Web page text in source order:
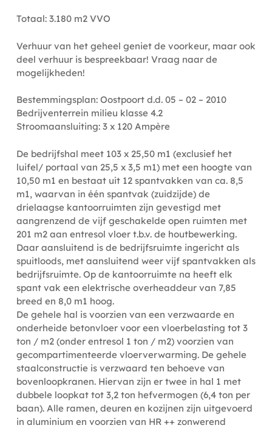
Totaal: 3.180 m2 VVO
Verhuur van het geheel geniet de voorkeur, maar ook
deel verhuur is bespreekbaar! Vraag naar de
mogelijkheden!
Bestemmingsplan: Oostpoort d.d. 05 – 02 – 2010
Bedrijventerrein milieu klasse 4.2
Stroomaansluiting: 3 x 120 Ampère
De bedrijfshal meet 103 x 25,50 m1 (exclusief het
luifel/ portaal van 25,5 x 3,5 m1) met een hoogte van
10,50 m1 en bestaat uit 12 spantvakken van ca. 8,5
m1, waarvan in één spantvak (zuidzijde) de
drielaagse kantoorruimten zijn gevestigd met
aangrenzend de vijf geschakelde open ruimten met
201 m2 aan entresol vloer t.b.v. de houtbewerking.
Daar aansluitend is de bedrijfsruimte ingericht als
spuitloods, met aansluitend weer vijf spantvakken als
bedrijfsruimte. Op de kantoorruimte na heeft elk
spant vak een elektrische overheaddeur van 7,85
breed en 8,0 m1 hoog.
De gehele hal is voorzien van een verzwaarde en
onderheide betonvloer voor een vloerbelasting tot 3
ton / m2 (onder entresol 1 ton / m2) voorzien van
gecompartimenteerde vloerverwarming. De gehele
staalconstructie is verzwaard ten behoeve van
bovenloopkranen. Hiervan zijn er twee in hal 1 met
dubbele loopkat tot 3,2 ton hefvermogen (6,4 ton per
baan). Alle ramen, deuren en kozijnen zijn uitgevoerd
in aluminium en voorzien van HR ++ zonwerend